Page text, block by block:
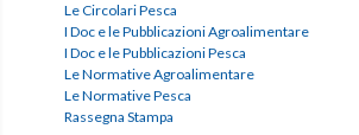
Le Circolari Pesca
I Doc e le Pubblicazioni Agroalimentare
I Doc e le Pubblicazioni Pesca
Le Normative Agroalimentare
Le Normative Pesca
Rassegna Stampa